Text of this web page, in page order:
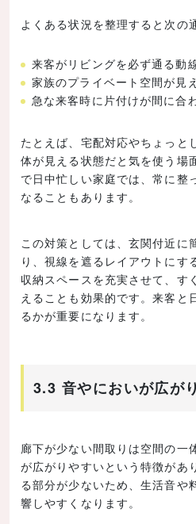
よくある状況を整理すると次の
来客がリビングを必ず通る動
家族のプライベート空間が見
急な来客時に片付けが間に合
たとえば、宅配対応やちょっと
体が見える状態だと気を使う場
で日中忙しい家庭では、常に整
なることもあります。
この対策としては、玄関付近に
り、視線を遮るレイアウトにす
収納スペースを充実させて、す
えることも効果的です。来客と
るかが重要になります。
3.3 音やにおいが広が
廊下が少ない間取りは空間の一
が広がりやすいという特徴があ
る部分が少ないため、生活音や
響しやすくなります。